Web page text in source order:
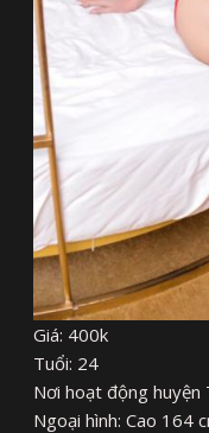
Giá: 400k
Tuổi: 24
Nơi hoạt động huyện
Ngoại hình: Cao 164